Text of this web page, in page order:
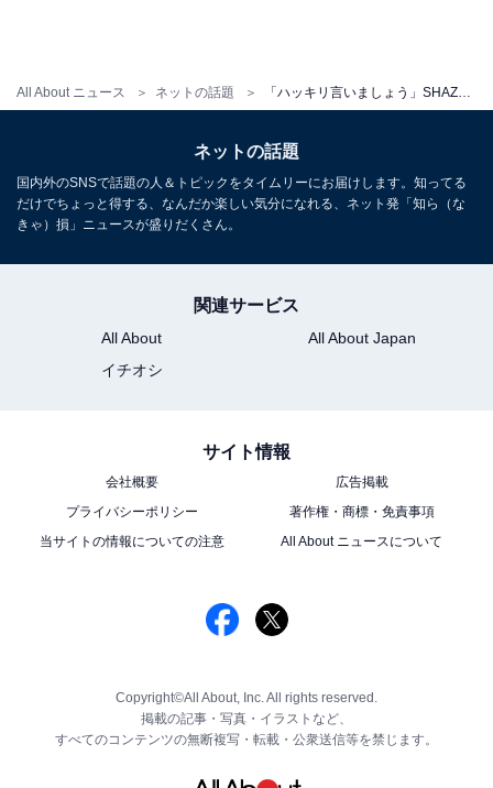
All About ニュース ネットの話題
ネットの話題
国内外のSNSで話題の人＆トピックをタイムリーにお届けします。知ってる
だけでちょっと得する、なんだか楽しい気分になれる、ネット発「知ら（な
きゃ）損」ニュースが盛りだくさん。
関連サービス
All About
All About Japan
イチオシ
サイト情報
会社概要
広告掲載
プライバシーポリシー
著作権・商標・免責事項
当サイトの情報についての注意
All About ニュースについて
Copyright©All About, Inc. All rights reserved.
掲載の記事・写真・イラストなど、
すべてのコンテンツの無断複写・転載・公衆送信等を禁じます。